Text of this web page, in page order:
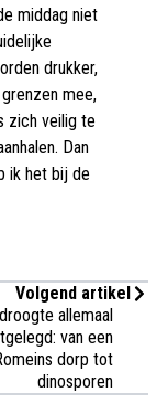
middag niet
drukker,
mee,
zich veilig te
Dan
ik het bij de
Volgend artikel
allemaal
van een
dorp tot
dinosporen